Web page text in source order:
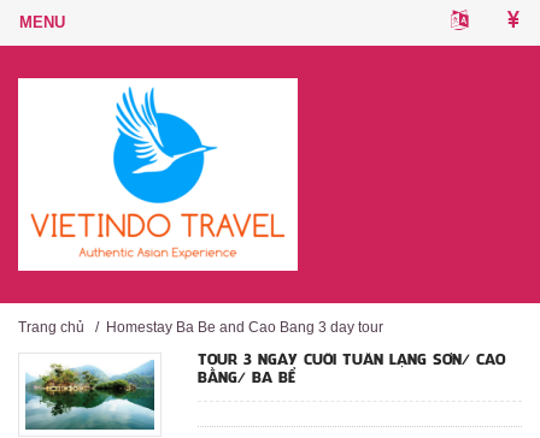
Trang chủ / Homestay Ba Be and Cao Bang 3 day tour
TOUR 3 NGÀY CUỐI TUẦN LẠNG SƠN/ CAO
BẰNG/ BA BỂ